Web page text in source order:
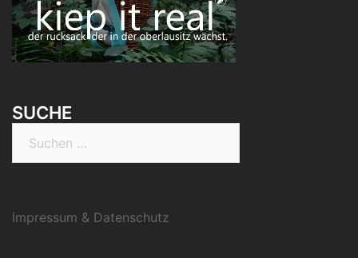
SUCHE
Impressum & Datenschutz